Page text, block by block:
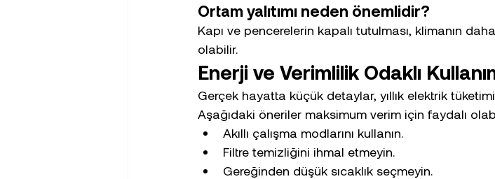
Ortam yalıtımı neden önemlidir?
Kapı ve pencerelerin kapalı tutulması, klimanın
olabilir.
Enerji ve Verimlilik Odaklı
Gerçek hayatta küçük detaylar, yıllık elektrik
Aşağıdaki öneriler maksimum verim için faydalı
Akıllı çalışma modlarını kullanın.
Filtre temizliğini ihmal etmeyin.
Gereğinden düşük sıcaklık seçmeyin.